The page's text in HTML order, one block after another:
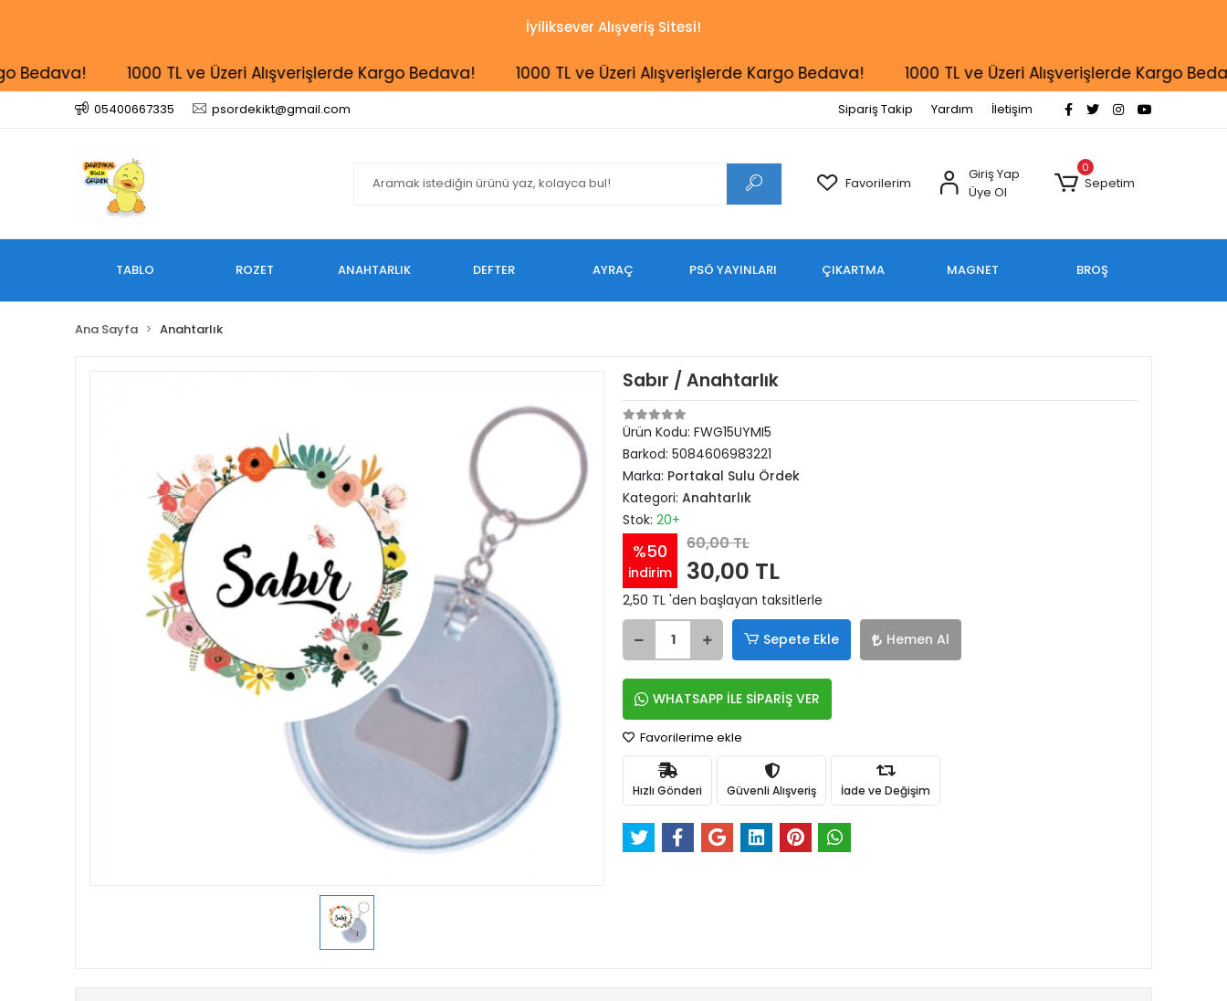
İyiliksever Alışveriş Sitesi!
1000 TL ve Üzeri Alışverişlerde Kargo Bedava! 1000 TL ve Üzeri Alışverişlerde Kargo Bedava! 1000 TL ve Üzeri Alışverişlerde Kargo Bedava!
05400667335 psordekikt@gmail.com Sipariş Takip Yardım İletişim
Favorilerim
Giriş Yap
Üye Ol
0
Sepetim
TABLO ROZET ANAHTARLIK DEFTER AYRAÇ PSÖ YAYINLARI ÇIKARTMA MAGNET BROŞ
Ana Sayfa Anahtarlık
Sabır / Anahtarlık
Ürün Kodu: FWG15UYMI5
Barkod: 5084606983221
Marka: Portakal Sulu Ördek
Kategori: Anahtarlık
Stok: 20+
%50
indirim
60,00 TL
30,00 TL
2,50 TL 'den başlayan taksitlerle
Sepete Ekle Hemen Al
WHATSAPP İLE SİPARİŞ VER
Favorilerime ekle
Hızlı Gönderi Güvenli Alışveriş İade ve Değişim